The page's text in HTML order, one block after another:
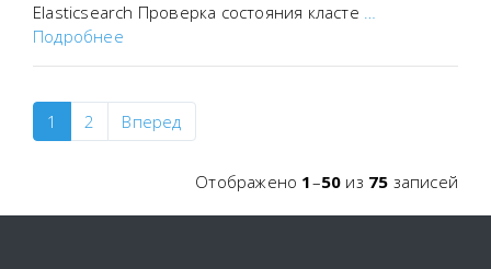
Elasticsearch Проверка состояния класте …
Подробнее
1 2 Вперед
Отображено 1–50 из 75 записей